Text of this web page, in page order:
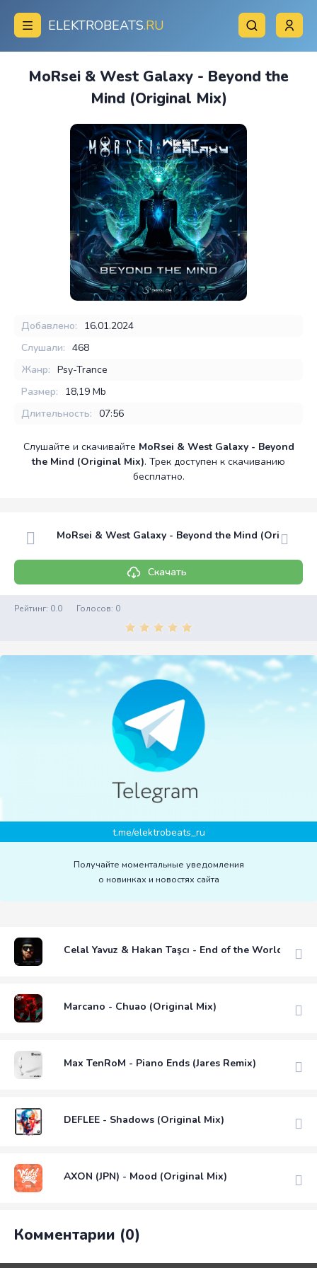
ELEKTROBEATS.RU
MoRsei & West Galaxy - Beyond the
Mind (Original Mix)
Добавлено:
16.01.2024
Слушали: 468
Жанр: Psy-Trance
Размер:
18,19 Mb
Длительность: 07:56
Слушайте и скачивайте MoRsei & West Galaxy - Beyond
the Mind (Original Mix). Трек доступен к скачиванию
бесплатно.
MoRsei & West Galaxy - Beyond the Mind (Original
Скачать
Рейтинг: 0.0 Голосов: 0
t.me/elektrobeats_ru
Получайте моментальные уведомления
о новинках и новостях сайта
Celal Yavuz & Hakan Taşcı - End of the World
Marcano - Chuao (Original Mix)
Max TenRoM - Piano Ends (Jares Remix)
DEFLEE - Shadows (Original Mix)
AXON (JPN) - Mood (Original Mix)
Комментарии (0)